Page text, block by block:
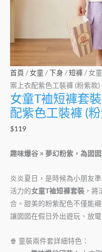
首頁 /女童 /下身 /短褲 / 女
案上衣配紫色工裝褲 (粉紫款)
女童T裇短褲套
配紫色工裝褲 (
$119
趣味爆谷 × 夢幻粉紫，為囡
炎炎夏日，是時候為小朋友
活力的女童T裇短褲套裝 ，
合。甜美的粉紫配色不僅能
讓囡囡在假日外出遊玩、放
🍿 童裝兩件套詳細特色：
案
衣
配
紫
色
工
裝
(粉
款)
數
量